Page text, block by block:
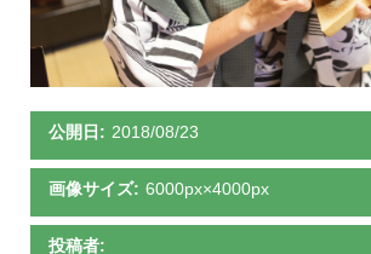
公開日: 2018/08/23
画像サイズ: 6000px×4000px
投稿者: